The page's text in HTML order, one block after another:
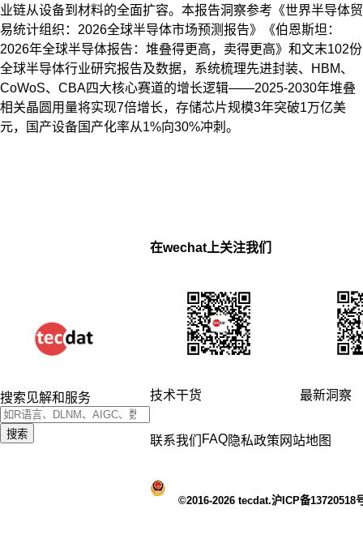
业链从设备到材料的全面扩容。本报告洞察参考《世界半导体贸
易统计组织：2026全球半导体市场预测报告》《伯恩斯坦：
2026年全球半导体报告：堆叠得更高，卖得更高》和文末102份
全球半导体行业研究报告及数据，系统梳理先进封装、HBM、
CoWoS、CBA四大核心赛道的增长逻辑——2025-2030年堆叠
相关晶圆用量将实现7倍增长，存储芯片规模3年突破1万亿美
元，国产设备国产化率从1%向30%冲刺。
搜索见解和服务
搜索
在wechat上关注我们
技术干货 最新洞察
联系我们 FAQ隐私政策 网站地图
©2016-2026 tecdat.沪ICP备13720518